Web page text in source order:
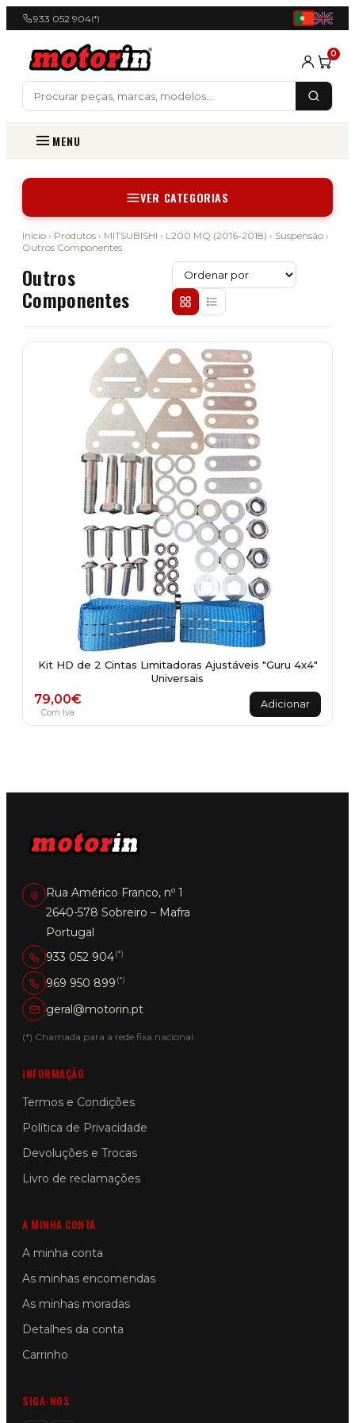
933 052 904(*)
0
MENU
VER CATEGORIAS
Início › Produtos › MITSUBISHI › L200 MQ (2016-2018) › Suspensão ›
Outros Componentes
Outros
Componentes
Kit HD de 2 Cintas Limitadoras Ajustáveis "Guru 4x4"
Universais
79,00€
Com Iva
Adicionar
Rua Américo Franco, nº 1
2640-578 Sobreiro – Mafra
Portugal
933 052 904(*)
969 950 899 (*)
geral@motorin.pt
(*) Chamada para a rede fixa nacional
INFORMAÇÃO
Termos e Condições
Política de Privacidade
Devoluções e Trocas
Livro de reclamações
A MINHA CONTA
A minha conta
As minhas encomendas
As minhas moradas
Detalhes da conta
Carrinho
SIGA-NOS